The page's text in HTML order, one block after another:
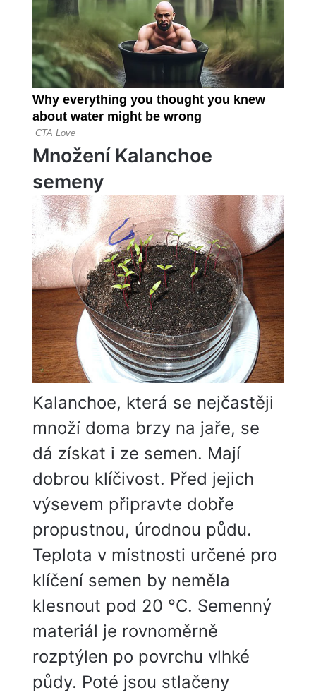
Množení Kalanchoe
semeny
Kalanchoe, která se nejčastěji
množí doma brzy na jaře, se
dá získat i ze semen. Mají
dobrou klíčivost. Před jejich
výsevem připravte dobře
propustnou, úrodnou půdu.
Teplota v místnosti určené pro
klíčení semen by neměla
klesnout pod 20 °C. Semenný
materiál je rovnoměrně
rozptýlen po povrchu vlhké
půdy. Poté jsou stlačeny